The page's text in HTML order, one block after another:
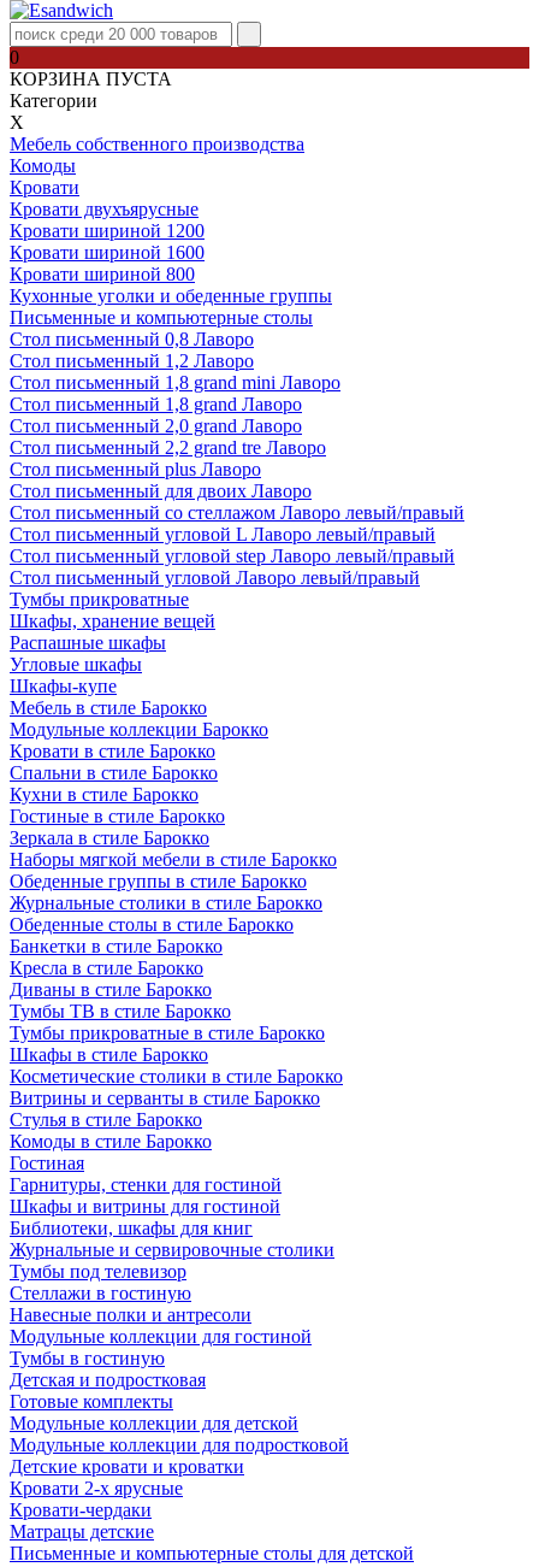
0
КОРЗИНА ПУСТА
Категории
Х
Мебель собственного производства
Комоды
Кровати
Кровати двухъярусные
Кровати шириной 1200
Кровати шириной 1600
Кровати шириной 800
Кухонные уголки и обеденные группы
Письменные и компьютерные столы
Стол письменный 0,8 Лаворо
Стол письменный 1,2 Лаворо
Стол письменный 1,8 grand mini Лаворо
Стол письменный 1,8 grand Лаворо
Стол письменный 2,0 grand Лаворо
Стол письменный 2,2 grand tre Лаворо
Стол письменный plus Лаворо
Стол письменный для двоих Лаворо
Стол письменный со стеллажом Лаворо левый/правый
Стол письменный угловой L Лаворо левый/правый
Стол письменный угловой step Лаворо левый/правый
Стол письменный угловой Лаворо левый/правый
Тумбы прикроватные
Шкафы, хранение вещей
Распашные шкафы
Угловые шкафы
Шкафы-купе
Мебель в стиле Барокко
Модульные коллекции Барокко
Кровати в стиле Барокко
Спальни в стиле Барокко
Кухни в стиле Барокко
Гостиные в стиле Барокко
Зеркала в стиле Барокко
Наборы мягкой мебели в стиле Барокко
Обеденные группы в стиле Барокко
Журнальные столики в стиле Барокко
Обеденные столы в стиле Барокко
Банкетки в стиле Барокко
Кресла в стиле Барокко
Диваны в стиле Барокко
Тумбы ТВ в стиле Барокко
Тумбы прикроватные в стиле Барокко
Шкафы в стиле Барокко
Косметические столики в стиле Барокко
Витрины и серванты в стиле Барокко
Стулья в стиле Барокко
Комоды в стиле Барокко
Гостиная
Гарнитуры, стенки для гостиной
Шкафы и витрины для гостиной
Библиотеки, шкафы для книг
Журнальные и сервировочные столики
Тумбы под телевизор
Стеллажи в гостиную
Навесные полки и антресоли
Модульные коллекции для гостиной
Тумбы в гостиную
Детская и подростковая
Готовые комплекты
Модульные коллекции для детской
Модульные коллекции для подростковой
Детские кровати и кроватки
Кровати 2-х ярусные
Кровати-чердаки
Матрацы детские
Письменные и компьютерные столы для детской